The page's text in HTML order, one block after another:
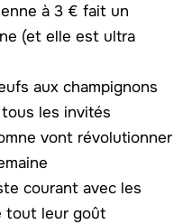
à 3 € fait un
(et elle est ultra
aux champignons
les invités
vont révolutionner
courant avec les
tout leur goût